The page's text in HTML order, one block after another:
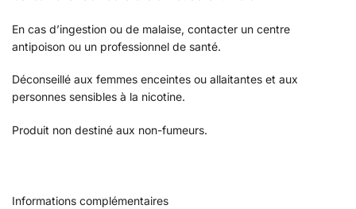
En cas d’ingestion ou de malaise, contacter un centre
antipoison ou un professionnel de santé.
Déconseillé aux femmes enceintes ou allaitantes et aux
personnes sensibles à la nicotine.
Produit non destiné aux non-fumeurs.
Informations complémentaires